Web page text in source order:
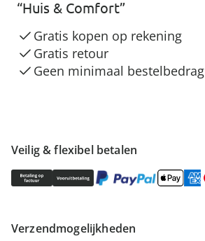
Veilig & flexibel betalen
Verzendmogelijkheden
“Huis & Comfort”
Gratis kopen op rekening
Gratis retour
Geen minimaal bestelbedrag